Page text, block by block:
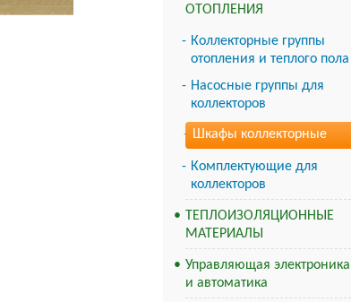
ОТОПЛЕНИЯ
Коллекторные группы
отопления и теплого пола
Насосные группы для
коллекторов
Шкафы коллекторные
Комплектующие для
коллекторов
ТЕПЛОИЗОЛЯЦИОННЫЕ
МАТЕРИАЛЫ
Управляющая электроника
и автоматика